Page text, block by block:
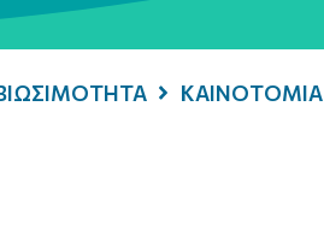
ΚΑΙΝΟΤΟΜΙΑ